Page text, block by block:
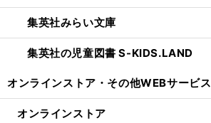
集英社みらい文庫
集英社の児童図書 S-KIDS.LAND
オンラインストア・ その他WEBサービス
オンラインストア